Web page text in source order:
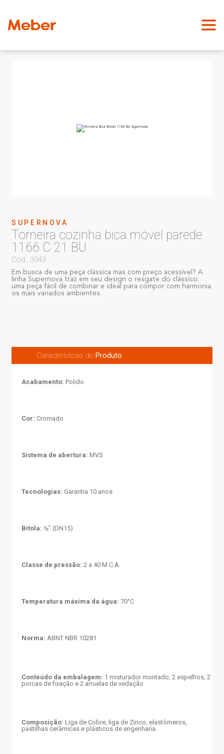
SUPERNOVA
Torneira cozinha bica móvel parede
1166 C 21 BU
Cód.: 3043
Em busca de uma peça clássica mas com preço acessível? A
linha Supernova traz em seu design o resgate do clássico:
uma peça fácil de combinar e ideal para compor com harmonia
os mais variados ambientes.
Características doProduto
Acabamento: Polido
Cor: Cromado
Sistema de abertura: MVS
Tecnologias: Garantia 10 anos
Bitola: ½" (DN15)
Classe de pressão: 2 a 40 M.C.A.
Temperatura máxima da água: 70°C
Norma: ABNT NBR 10281
Conteúdo da embalagem: 1 misturador montado, 2 espelhos, 2
porcas de fixação e 2 arruelas de vedação.
Composição: Liga de Cobre, liga de Zinco, elastômeros,
pastilhas cerâmicas e plásticos de engenharia.